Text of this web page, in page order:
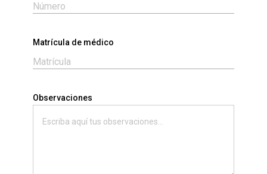
Matrícula de médico
Observaciones